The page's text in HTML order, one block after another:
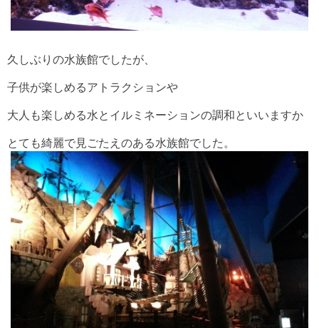
久しぶりの水族館でしたが、
子供が楽しめるアトラクションや
大人も楽しめる水とイルミネーションの調和といいますか
とても綺麗で見ごたえのある水族館でした。